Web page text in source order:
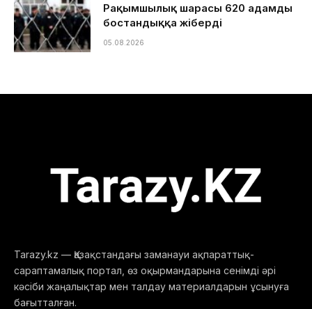
Рақымшылық шарасы 620 адамды
бостандыққа жіберді
05.08.2026
Tarazy.kz — Қазақстандағы заманауи ақпараттық-
сараптамалық портал, өз оқырмандарына сенімді әрі
кәсіби жаңалықтар мен талдау материалдарын ұсынуға
бағытталған.